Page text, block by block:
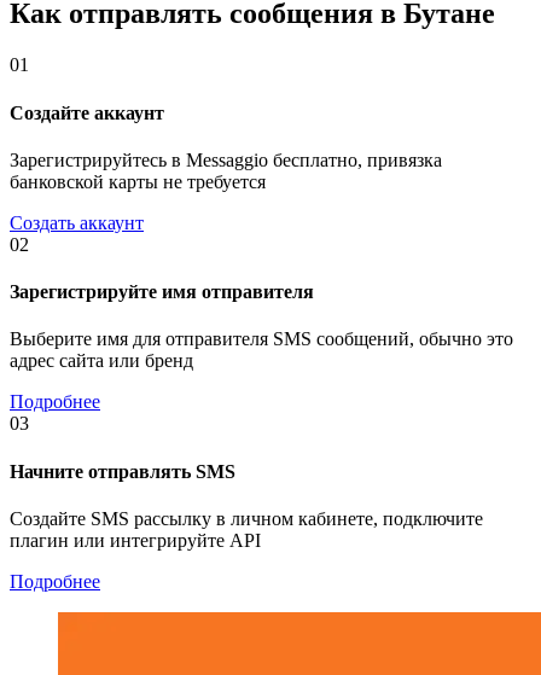
Как отправлять сообщения в Бутане
01
Создайте аккаунт
Зарегистрируйтесь в Messaggio бесплатно, привязка
банковской карты не требуется
Создать аккаунт
02
Зарегистрируйте имя отправителя
Выберите имя для отправителя SMS сообщений, обычно это
адрес сайта или бренд
Подробнее
03
Начните отправлять SMS
Создайте SMS рассылку в личном кабинете, подключите
плагин или интегрируйте API
Подробнее